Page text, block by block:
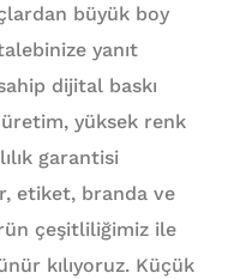
büyük boy
yanıt
dijital baskı
üretim, yüksek renk
garantisi
etiket, branda ve
çeşitliliğimiz ile
kılıyoruz. Küçük